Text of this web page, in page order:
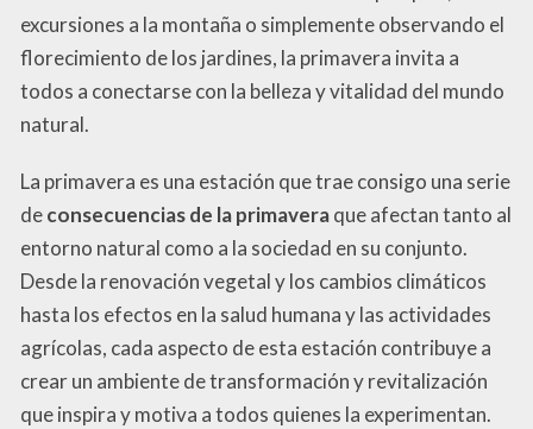
excursiones a la montaña o simplemente observando el
florecimiento de los jardines, la primavera invita a
todos a conectarse con la belleza y vitalidad del mundo
natural.
La primavera es una estación que trae consigo una serie
deconsecuencias de la primaveraque afectan tanto al
entorno natural como a la sociedad en su conjunto.
Desde la renovación vegetal y los cambios climáticos
hasta los efectos en la salud humana y las actividades
agrícolas, cada aspecto de esta estación contribuye a
crear un ambiente de transformación y revitalización
que inspira y motiva a todos quienes la experimentan.